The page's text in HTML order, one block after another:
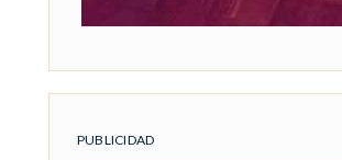
PUBLICIDAD